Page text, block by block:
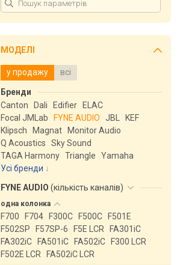
МОДЕЛІ
у продажу всі
Бренди
Canton
Dali Edifier
ELAC
Focal JMLab
FYNE AUDIO JBL
KEF
Klipsch
Magnat
Monitor Audio
Q Acoustics
Sky Sound
TAGA Harmony Triangle
Yamaha
Усі бренди
FYNE AUDIO (кількість каналів)
одна колонка
F700 F704 F300C F500C
F501E
F502SP
F57SP-6 F5E LCR
FA301iC
FA302iC
FA501iC FA502iC
F300 LCR
F502E LCR
FA502iC LCR